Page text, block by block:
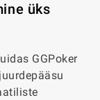
üks
GGPoker